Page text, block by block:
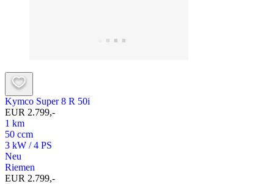
Kymco Super 8 R 50i
EUR 2.799,-
1 km
50 ccm
3 kW / 4 PS
Neu
Riemen
EUR 2.799,-